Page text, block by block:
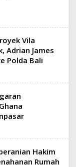
Vila
Adrian James
Polda Bali
Hakim
Rumah